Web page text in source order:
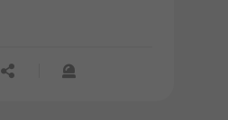
공유하기신고하기